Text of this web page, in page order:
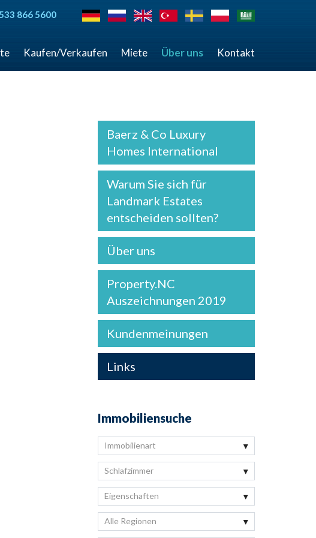
866 5600
Kaufen/Verkaufen Miete Über uns Kontakt
Baerz & Co Luxury
Homes International
Warum Sie sich für
Landmark Estates
entscheiden sollten?
Über uns
Property.NC
Auszeichnungen 2019
Kundenmeinungen
Links
Immobiliensuche
Immobilienart
Schlafzimmer
Eigenschaften
Alle Regionen